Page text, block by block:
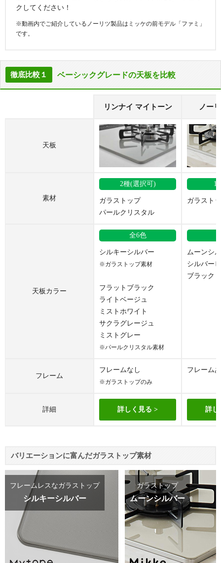
クしてください！
※動画内でご紹介しているノーリツ製品はミッケの前モデル「ファミ」
です。
徹底比較１ ベーシックグレードの天板を比較
リンナイ マイトーン ノー
天板
素材
2種(選択可)
ガラストップ
パールクリスタル
1
ガラスト
天板カラー
全6色
シルキーシルバー
※ガラストップ素材
フラットブラック
ライトベージュ
ミストホワイト
サクラグレージュ
ミストグレー
※パールクリスタル素材
ムーンシ
シルバー
ブラック
フレーム
フレームなし
※ガラストップのみ
フレーム
詳細 詳しく見る 詳し
バリエーションに富んだガラストップ素材
フレームレスなガラストップ
シルキーシルバー
ガラストップ
ムーンシルバー